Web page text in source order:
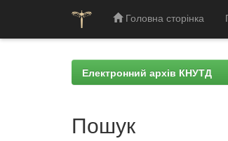
Головна сторінка
Електронний архів КНУТД
Пошук